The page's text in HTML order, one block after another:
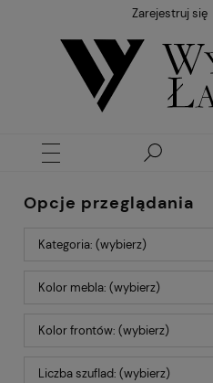
Zarejestruj się
Opcje przeglądania
Kategoria: (wybierz)
Kolor mebla: (wybierz)
Kolor frontów: (wybierz)
Liczba szuflad: (wybierz)